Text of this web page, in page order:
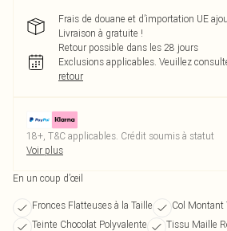
Frais de douane et d’importation UE
Livraison à gratuite !
Retour possible dans les 28 jours
Exclusions applicables. Veuillez
retour
18+, T&C applicables. Crédit soumis à statut
Voir plus
En un coup d’œil
Fronces Flatteuses à la Taille
Col Montant
Teinte Chocolat Polyvalente
Tissu Maille